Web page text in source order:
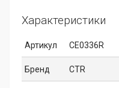
Характеристики
Артикул CE0336R
Бренд CTR